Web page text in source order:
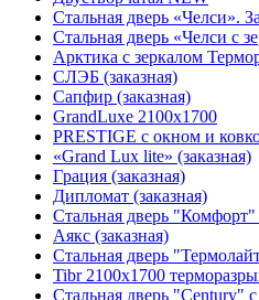
Стальная дверь «Челси».
Стальная дверь «Челси с
Арктика с зеркалом
СЛЭБ (заказная)
Сапфир (заказная)
GrandLuxe 2100х1700
PRESTIGE с окном и
«Grand Lux lite» (заказная)
Гpация (заказная)
Дипломат (заказная)
Стальная дверь "Комфорт"
Аякс (заказная)
Стальная дверь
Tibr 2100х1700
Стальная дверь "Century"